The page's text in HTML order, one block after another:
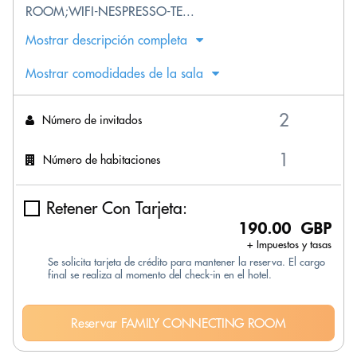
ROOM;WIFI-NESPRESSO-TE...
Mostrar descripción completa
Mostrar comodidades de la sala
Número de invitados
Número de habitaciones
Retener Con Tarjeta:
190.00 GBP
+ Impuestos y tasas
Se solicita tarjeta de crédito para mantener la reserva. El cargo
final se realiza al momento del check-in en el hotel.
Reservar FAMILY CONNECTING ROOM